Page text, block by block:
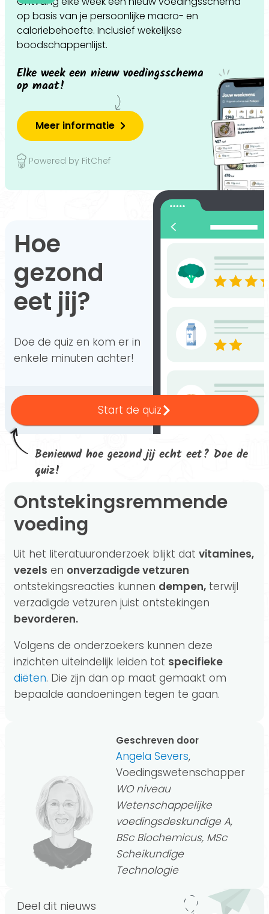
op basis van je persoonlijke macro- en
caloriebehoefte. Inclusief wekelijkse
boodschappenlijst.
Elke week een nieuw voedingsschema
op maat!
Meer informatie
Powered by FitChef
Benieuwd hoe gezond jij echt eet? Doe de
quiz!
Hoe
gezond
eet jij?
Doe de quiz en kom er in
enkele minuten achter!
Start de quiz
Ontstekingsremmende
voeding
Uit het literatuuronderzoek blijkt dat vitamines,
vezels en onverzadigde vetzuren
ontstekingsreacties kunnen dempen, terwijl
verzadigde vetzuren juist ontstekingen
bevorderen.
Volgens de onderzoekers kunnen deze
inzichten uiteindelijk leiden tot specifieke
diëten. Die zijn dan op maat gemaakt om
bepaalde aandoeningen tegen te gaan.
Geschreven door
Angela Severs,
Voedingswetenschapper
WO niveau
Wetenschappelijke
voedingsdeskundige A,
BSc Biochemicus, MSc
Scheikundige
Technologie
Deel dit nieuws